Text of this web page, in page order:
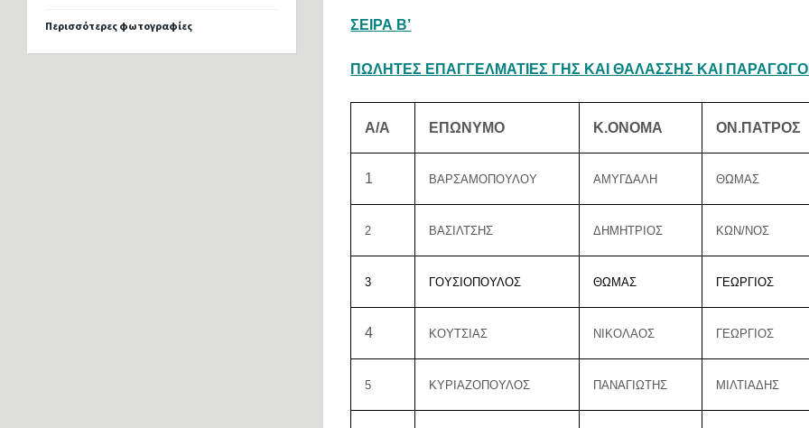
ΣΕΙΡΑ Β’
ΠΩΛΗΤΕΣ ΕΠΑΓΓΕΛΜΑΤΙΕΣ ΓΗΣ ΚΑΙ ΘΑΛΑΣΣΗΣ ΚΑΙ ΠΑΡΑΓΩΓΟΙ
Α/Α ΕΠΩΝΥΜΟ Κ.ΟΝΟΜΑ ΟΝ.ΠΑΤΡΟΣ
1 ΒΑΡΣΑΜΟΠΟΥΛΟΥ ΑΜΥΓΔΑΛΗ ΘΩΜΑΣ
2 ΒΑΣΙΛΤΣΗΣ ΔΗΜΗΤΡΙΟΣ ΚΩΝ/ΝΟΣ
3 ΓΟΥΣΙΟΠΟΥΛΟΣ ΘΩΜΑΣ ΓΕΩΡΓΙΟΣ
4 ΚΟΥΤΣΙΑΣ ΝΙΚΟΛΑΟΣ ΓΕΩΡΓΙΟΣ
5 ΚΥΡΙΑΖΟΠΟΥΛΟΣ ΠΑΝΑΓΙΩΤΗΣ ΜΙΛΤΙΑΔΗΣ
Περισσότερες φωτογραφίες